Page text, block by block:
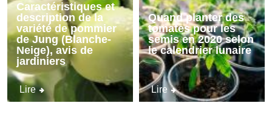
Caractéristiques et
description de la
variété de pommier
de Jung (Blanche-
Neige), avis de
jardiniers
Lire
Quand planter des
tomates pour les
semis en 2020 selon
le calendrier lunaire
Lire